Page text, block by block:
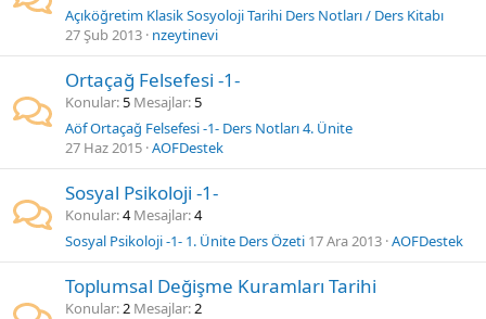
Açıköğretim Klasik Sosyoloji Tarihi Ders Notları / Ders Kitabı
27 Şub 2013 nzeytinevi
Ortaçağ Felsefesi -1-
Konular 5 Mesajlar 5
Aöf Ortaçağ Felsefesi -1- Ders Notları 4. Ünite
27 Haz 2015 AOFDestek
Sosyal Psikoloji -1-
Konular 4 Mesajlar 4
Sosyal Psikoloji -1- 1. Ünite Ders Özeti 17 Ara 2013 AOFDestek
Toplumsal Değişme Kuramları Tarihi
Konular 2 Mesajlar 2